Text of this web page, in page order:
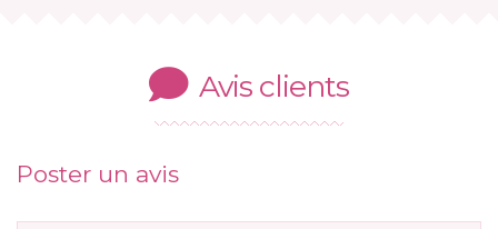
Avis clients
Poster un avis